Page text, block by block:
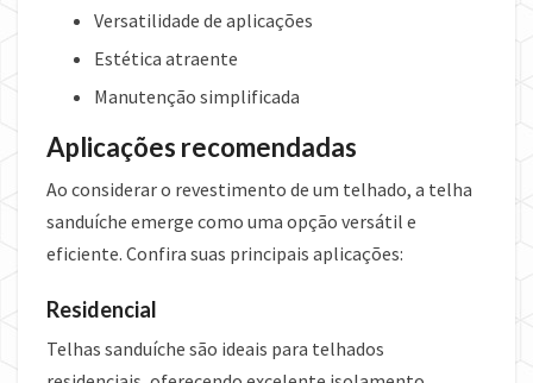
Versatilidade de aplicações
Estética atraente
Manutenção simplificada
Aplicações recomendadas
Ao considerar o revestimento de um telhado, a telha
sanduíche emerge como uma opção versátil e
eficiente. Confira suas principais aplicações:
Residencial
Telhas sanduíche são ideais para telhados